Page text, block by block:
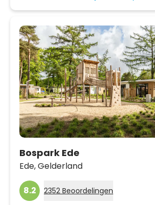
Bospark Ede
Ede,Gelderland
8.2 2352 Beoordelingen